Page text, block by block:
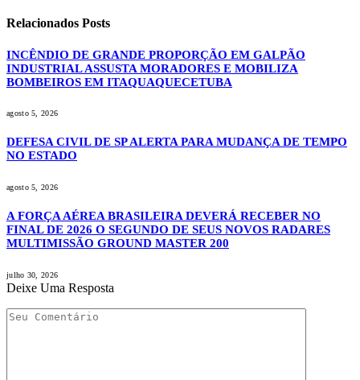
Relacionados Posts
INCÊNDIO DE GRANDE PROPORÇÃO EM GALPÃO
INDUSTRIAL ASSUSTA MORADORES E MOBILIZA
BOMBEIROS EM ITAQUAQUECETUBA
agosto 5, 2026
DEFESA CIVIL DE SP ALERTA PARA MUDANÇA DE TEMPO
NO ESTADO
agosto 5, 2026
A FORÇA AÉREA BRASILEIRA DEVERÁ RECEBER NO
FINAL DE 2026 O SEGUNDO DE SEUS NOVOS RADARES
MULTIMISSÃO GROUND MASTER 200
julho 30, 2026
Deixe Uma Resposta